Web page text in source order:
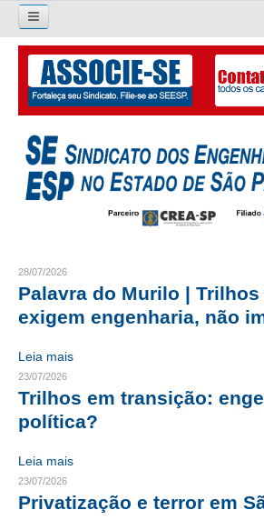
Pesquisar...
O SINDICATO
APRESENTAÇÃO
PALAVRA DO PRESIDENTE
LIVRO GESTÃO 2026-2029
SUBSEDES SINDICAIS
GALERIA EX-PRESIDENTES
ORGANOGRAMA
CONSELHO TECNOLÓGICO
HISTÓRICO E ATUAÇÃO
28/07/2026
Palavra do Murilo |
exigem engenharia, não
Leia mais
23/07/2026
Trilhos em transição:
política?
Leia mais
23/07/2026
Privatização e terror em